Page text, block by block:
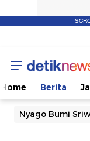
Home Berita
Nyago Bumi